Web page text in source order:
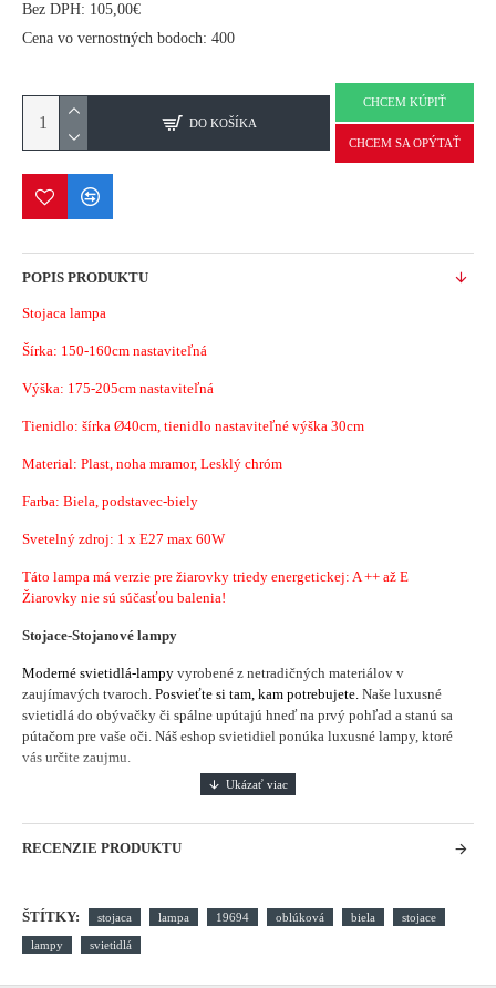
Bez DPH: 105,00€
Cena vo vernostných bodoch: 400
DO KOŠÍKA
CHCEM KÚPIŤ
CHCEM SA OPÝTAŤ
POPIS PRODUKTU
Stojaca lampa
Šírka: 150-160cm nastaviteľná
Výška: 175-205cm nastaviteľná
Tienidlo: šírka Ø40cm, tienidlo nastaviteľné výška 30cm
Material: Plast, noha mramor, Lesklý chróm
Farba: Biela, podstavec-biely
Svetelný zdroj: 1 x E27 max 60W
Táto lampa má verzie pre žiarovky triedy energetickej: A ++ až E
Žiarovky nie sú súčasťou balenia!
Stojace-Stojanové lampy
Moderné svietidlá-lampy vyrobené z netradičných materiálov v
zaujímavých tvaroch. Posvieťte si tam, kam potrebujete. Naše luxusné
svietidlá do obývačky či spálne upútajú hneď na prvý pohľad a stanú sa
pútačom pre vaše oči. Náš eshop svietidiel ponúka luxusné lampy, ktoré
vás určite zaujmu.
RECENZIE PRODUKTU
ŠTÍTKY: stojaca lampa 19694 oblúková biela stojace
lampy svietidlá